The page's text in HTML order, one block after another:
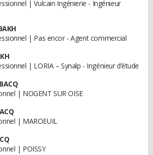
| Vulcain Ingénierie - Ingénieur
| Pas encor - Agent commercial
| LORIA – Synalp - Ingénieur d’étude
| NOGENT SUR OISE
| MAROEUIL
| POISSY